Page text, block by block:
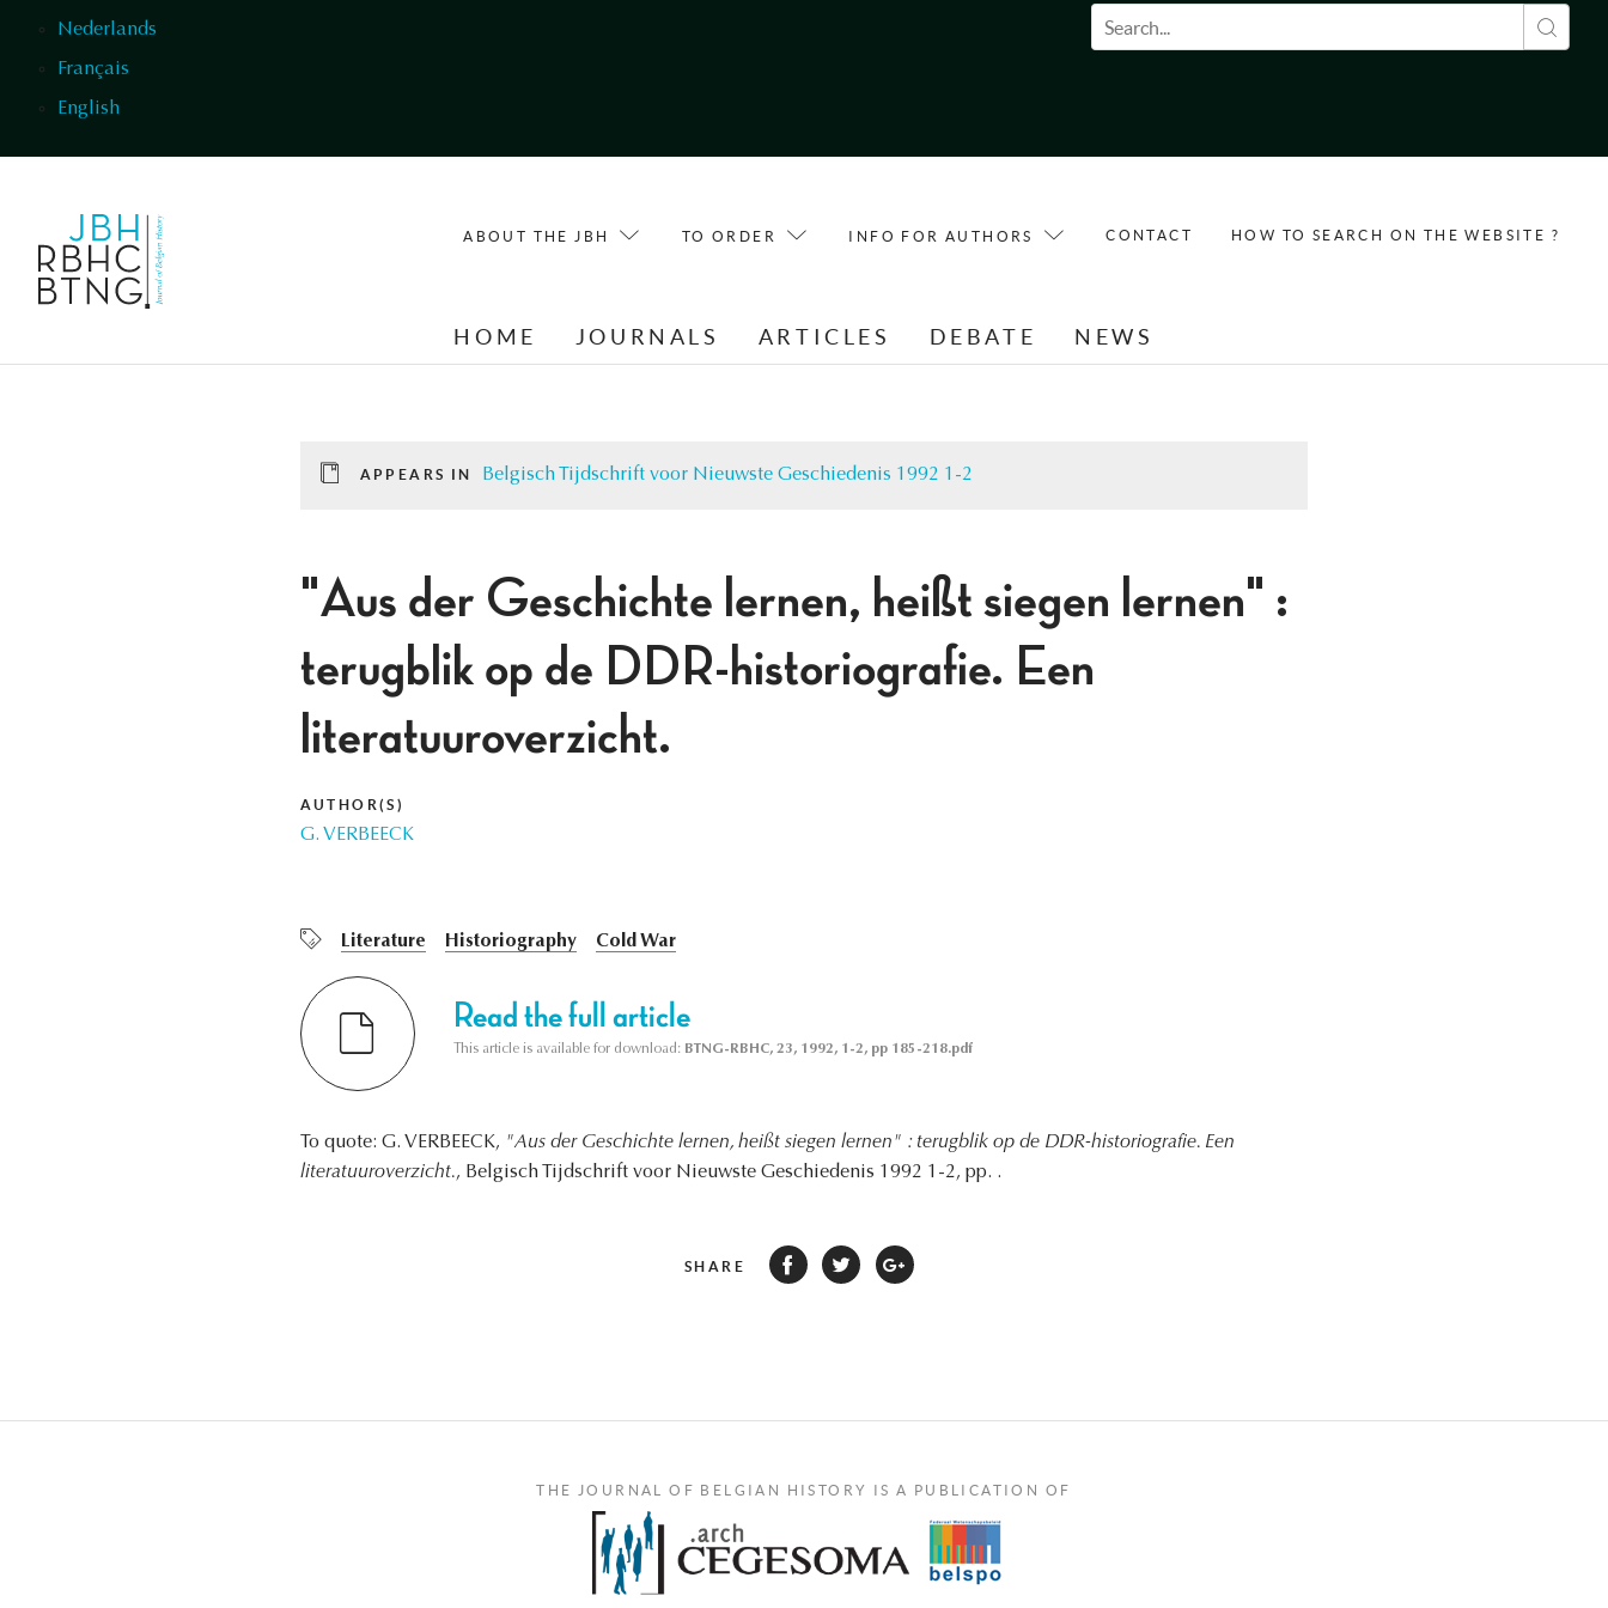
Nederlands
Français
English
Search form
ABOUT THE JBH TO ORDER INFO FOR AUTHORS CONTACT HOW TO SEARCH ON THE WEBSITE ?
HOME JOURNALS ARTICLES DEBATE NEWS
APPEARS IN Belgisch Tijdschrift voor Nieuwste Geschiedenis 1992 1-2
"Aus der Geschichte lernen, heißt siegen lernen" :
terugblik op de DDR-historiografie. Een
literatuuroverzicht.
AUTHOR(S)
G. VERBEECK
Literature Historiography Cold War
Read the full article
This article is available for download: BTNG-RBHC, 23, 1992, 1-2, pp 185-218.pdf
To quote: G. VERBEECK, "Aus der Geschichte lernen, heißt siegen lernen" : terugblik op de DDR-historiografie. Een
literatuuroverzicht., Belgisch Tijdschrift voor Nieuwste Geschiedenis 1992 1-2, pp. .
SHARE
THE JOURNAL OF BELGIAN HISTORY IS A PUBLICATION OF